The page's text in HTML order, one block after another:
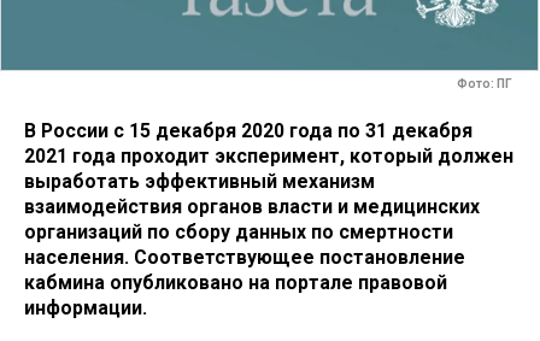
Фото: ПГ
В России с 15 декабря 2020 года по 31 декабря
2021 года проходит эксперимент, который должен
выработать эффективный механизм
взаимодействия органов власти и медицинских
организаций по сбору данных по смертности
населения. Соответствующее постановление
кабмина опубликовано на портале правовой
информации.